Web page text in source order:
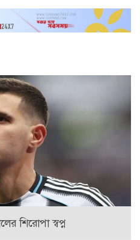
শিরোপা স্বপ্ন